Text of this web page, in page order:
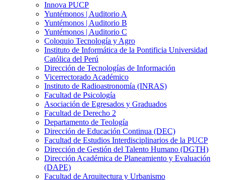
Innova PUCP
Yuntémonos | Auditorio A
Yuntémonos | Auditorio B
Yuntémonos | Auditorio C
Coloquio Tecnología y Agro
Instituto de Informática de la Pontificia Universidad
Católica del Perú
Dirección de Tecnologías de Información
Vicerrectorado Académico
Instituto de Radioastronomía (INRAS)
Facultad de Psicología
Asociación de Egresados y Graduados
Facultad de Derecho 2
Departamento de Teología
Dirección de Educación Continua (DEC)
Facultad de Estudios Interdisciplinarios de la PUCP
Dirección de Gestión del Talento Humano (DGTH)
Dirección Académica de Planeamiento y Evaluación
(DAPE)
Facultad de Arquitectura y Urbanismo